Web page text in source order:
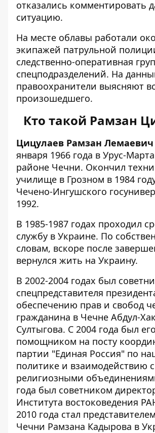
отказались комментировать
ситуацию.
На месте облавы работали
экипажей патрульной
следственно-оперативная
спецподразделений. На
правоохранители выясняют
произошедшего.
Кто такой Рамзан
Цицулаев Рамзан Лемаевич
января 1966 года в Урус-
районе Чечни. Окончил
училище в Грозном в 1984
Чечено-Ингушского
1992.
В 1985-1987 годах проходил
службу в Украине. По
словам, вскоре после
вернулся жить на Украину.
В 2002-2004 годах был
спецпредставителя
обеспечению прав и свобод
гражданина в Чечне Абдул-
Султыгова. С 2004 года был его
помощником на посту
партии "Единая Россия" по
политике и взаимодействию с
религиозными
года был советником
Института востоковедения
2010 года стал
Чечни Рамзана Кадырова в